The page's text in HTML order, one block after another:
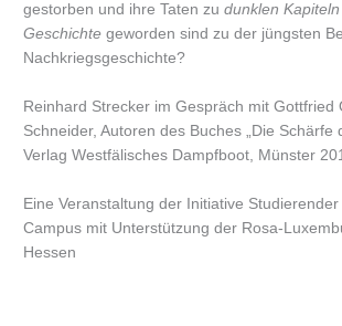
gestorben und ihre Taten zudunklen
Geschichte geworden sind zu der jüngsten
Nachkriegsgeschichte?
Reinhard Strecker im Gespräch mit Gottfried
Schneider, Autoren des Buches „Die Schärfe
Verlag Westfälisches Dampfboot, Münster
Eine Veranstaltung der Initiative
Campus mit Unterstützung der Rosa-
Hessen